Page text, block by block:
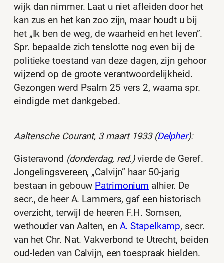
wijk dan nimmer. Laat u niet afleiden door het
kan zus en het kan zoo zijn, maar houdt u bij
het „Ik ben de weg, de waarheid en het leven”.
Spr. bepaalde zich tenslotte nog even bij de
politieke toestand van deze dagen, zijn gehoor
wijzend op de groote verantwoordelijkheid.
Gezongen werd Psalm 25 vers 2, waarna spr.
eindigde met dankgebed.
Aaltensche Courant, 3 maart 1933 (Delpher):
Gisteravond (donderdag, red.)vierde de Geref.
Jongelingsvereen, „Calvijn” haar 50-jarig
bestaan in gebouw Patrimonium alhier. De
secr., de heer A. Lammers, gaf een historisch
overzicht, terwijl de heeren F.H. Somsen,
wethouder van Aalten, en A. Stapelkamp, secr.
van het Chr. Nat. Vakverbond te Utrecht, beiden
oud-leden van Calvijn, een toespraak hielden.